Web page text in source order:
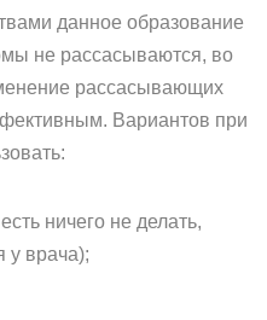
данное образование
не рассасываются, во
рассасывающих
Вариантов при
ничего не делать,
у врача);